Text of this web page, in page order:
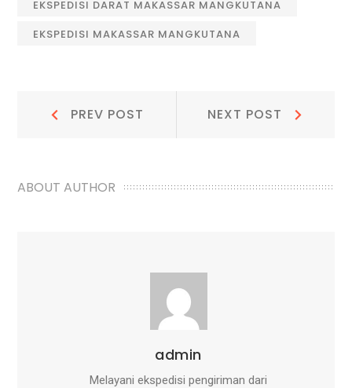
EKSPEDISI DARAT MAKASSAR MANGKUTANA
EKSPEDISI MAKASSAR MANGKUTANA
Navigasi
PREV POST NEXT POST Post:
ABOUT AUTHOR
admin
Melayani ekspedisi pengiriman dari